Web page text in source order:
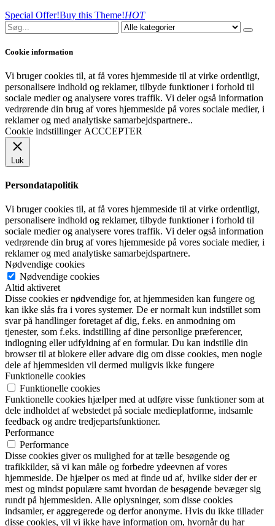
Special Offer!Buy this Theme!HOT
Cookie information
Vi bruger cookies til, at få vores hjemmeside til at virke ordentligt,
personalisere indhold og reklamer, tilbyde funktioner i forhold til
sociale medier og analysere vores traffik. Vi deler også information
vedrørende din brug af vores hjemmeside på vores sociale medier, i
reklamer og med analytiske samarbejdspartnere..
Cookie indstillinger ACCCEPTER
Luk
Persondatapolitik
Vi bruger cookies til, at få vores hjemmeside til at virke ordentligt,
personalisere indhold og reklamer, tilbyde funktioner i forhold til
sociale medier og analysere vores traffik. Vi deler også information
vedrørende din brug af vores hjemmeside på vores sociale medier, i
reklamer og med analytiske samarbejdspartnere.
Nødvendige cookies
Nødvendige cookies
Altid aktiveret
Disse cookies er nødvendige for, at hjemmesiden kan fungere og
kan ikke slås fra i vores systemer. De er normalt kun indstillet som
svar på handlinger foretaget af dig, f.eks. en anmodning om
tjenester, som f.eks. indstilling af dine personlige præferencer,
indlogning eller udfyldning af en formular. Du kan indstille din
browser til at blokere eller advare dig om disse cookies, men nogle
dele af hjemmesiden vil dermed muligvis ikke fungere
Funktionelle cookies
Funktionelle cookies
Funktionelle cookies hjælper med at udføre visse funktioner som at
dele indholdet af webstedet på sociale medieplatforme, indsamle
feedback og andre tredjepartsfunktioner.
Performance
Performance
Disse cookies giver os mulighed for at tælle besøgende og
trafikkilder, så vi kan måle og forbedre ydeevnen af vores
hjemmeside. De hjælper os med at finde ud af, hvilke sider der er
mest og mindst populære samt hvordan de besøgende bevæger sig
rundt på hjemmesiden. Alle oplysninger, som disse cookies
indsamler, er aggregerede og derfor anonyme. Hvis du ikke tillader
disse cookies, vil vi ikke have information om, hvornår du har